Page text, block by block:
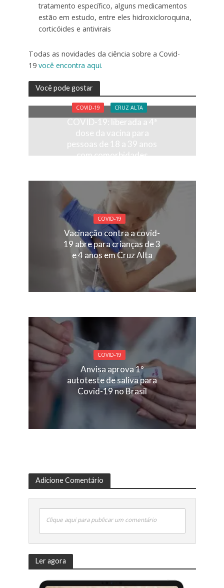
tratamento específico, alguns medicamentos
estão em estudo, entre eles hidroxicloroquina,
corticóides e antivirais
Todas as novidades da ciência sobre a Covid-
19 você encontra aqui.
Você pode gostar
COVID-19 CRUZ ALTA
COVID-19: liberada a 4ª
dose da vacina para
pessoas de 18 a 39 anos
com comorbidades
COVID-19
Vacinação contra a covid-
19 abre para crianças de 3
e 4 anos em Cruz Alta
COVID-19
Anvisa aprova 1º
autoteste de saliva para
Covid-19 no Brasil
Adicione Comentário
Clique aqui para publicar um comentário
Ler agora